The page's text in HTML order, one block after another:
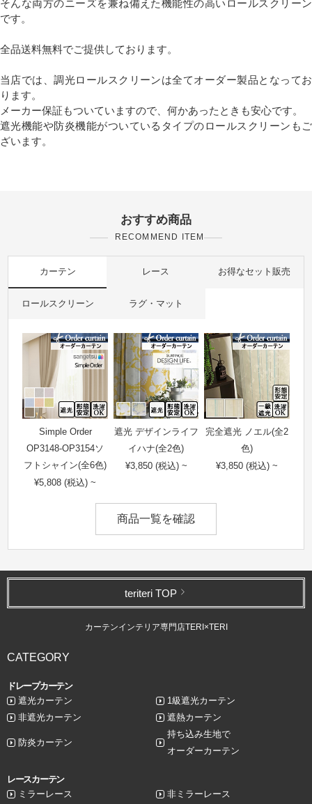
そんな両方のニーズを兼ね備えた機能性の高いロールスクリーン
です。
全品送料無料でご提供しております。
当店では、調光ロールスクリーンは全てオーダー製品となってお
ります。
メーカー保証もついていますので、何かあったときも安心です。
遮光機能や防炎機能がついているタイプのロールスクリーンもご
ざいます。
おすすめ商品
RECOMMEND ITEM
カーテン レース お得なセット販売
ロールスクリーン ラグ・マット
Simple Order
OP3148-OP3154ソ
フトシャイン(全6色)
¥5,808 (税込) ~
遮光 デザインライフ
イハナ(全2色)
¥3,850 (税込) ~
完全遮光 ノエル(全2
色)
¥3,850 (税込) ~
商品一覧を確認
teriteri TOP
カーテンインテリア専門店TERI×TERI
CATEGORY
ドレープカーテン
遮光カーテン
1級遮光カーテン
非遮光カーテン
遮熱カーテン
防炎カーテン
持ち込み生地で
オーダーカーテン
レースカーテン
ミラーレース
非ミラーレース